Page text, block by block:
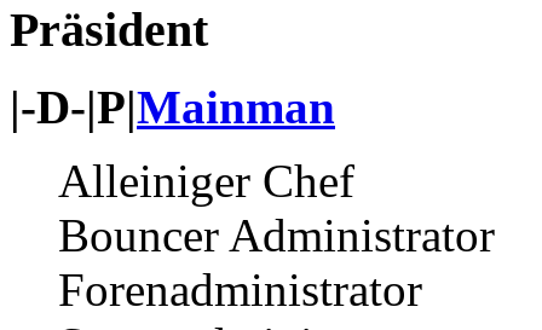
Präsident
|-D-|P|Mainman
Alleiniger Chef
Bouncer Administrator
Forenadministrator